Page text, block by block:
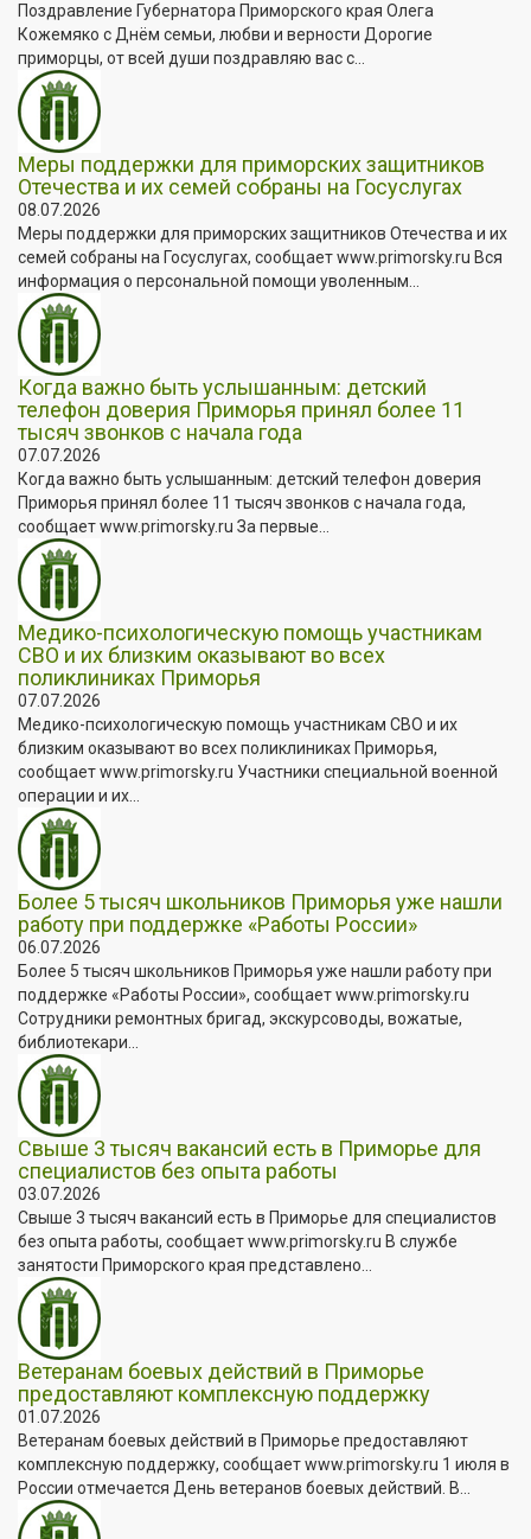
Поздравление Губернатора Приморского края Олега
Кожемяко с Днём семьи, любви и верности Дорогие
приморцы, от всей души поздравляю вас с...
Меры поддержки для приморских защитников
Отечества и их семей собраны на Госуслугах
08.07.2026
Меры поддержки для приморских защитников Отечества и их
семей собраны на Госуслугах, сообщает www.primorsky.ru Вся
информация о персональной помощи уволенным...
Когда важно быть услышанным: детский
телефон доверия Приморья принял более 11
тысяч звонков с начала года
07.07.2026
Когда важно быть услышанным: детский телефон доверия
Приморья принял более 11 тысяч звонков с начала года,
сообщает www.primorsky.ru За первые...
Медико-психологическую помощь участникам
СВО и их близким оказывают во всех
поликлиниках Приморья
07.07.2026
Медико-психологическую помощь участникам СВО и их
близким оказывают во всех поликлиниках Приморья,
сообщает www.primorsky.ru Участники специальной военной
операции и их...
Более 5 тысяч школьников Приморья уже нашли
работу при поддержке «Работы России»
06.07.2026
Более 5 тысяч школьников Приморья уже нашли работу при
поддержке «Работы России», сообщает www.primorsky.ru
Сотрудники ремонтных бригад, экскурсоводы, вожатые,
библиотекари...
Свыше 3 тысяч вакансий есть в Приморье для
специалистов без опыта работы
03.07.2026
Свыше 3 тысяч вакансий есть в Приморье для специалистов
без опыта работы, сообщает www.primorsky.ru В службе
занятости Приморского края представлено...
Ветеранам боевых действий в Приморье
предоставляют комплексную поддержку
01.07.2026
Ветеранам боевых действий в Приморье предоставляют
комплексную поддержку, сообщает www.primorsky.ru 1 июля в
России отмечается День ветеранов боевых действий. В...